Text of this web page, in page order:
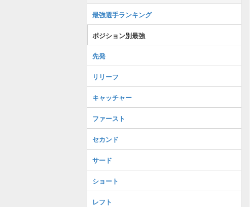
最強選手ランキング
ポジション別最強
先発
リリーフ
キャッチャー
ファースト
セカンド
サード
ショート
レフト